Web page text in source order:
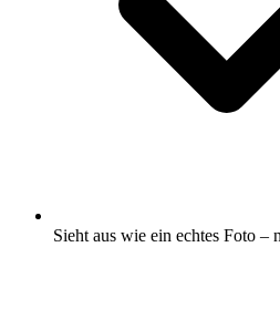
Sieht aus wie ein echtes Foto